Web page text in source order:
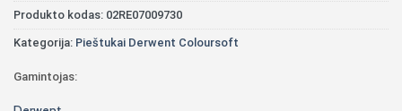
Produkto kodas: 02RE07009730
Kategorija: Pieštukai Derwent Coloursoft
Gamintojas: